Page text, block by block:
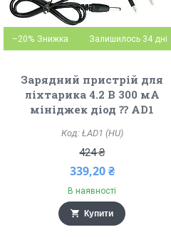
–20% Залишилось 34 дні
Зарядний пристрій для
ліхтарика 4.2 В 300 мА
мініджек діод ⁇ AD1
ŁAD1 (HU)
424 ₴
339,20 ₴
В наявності
Купити